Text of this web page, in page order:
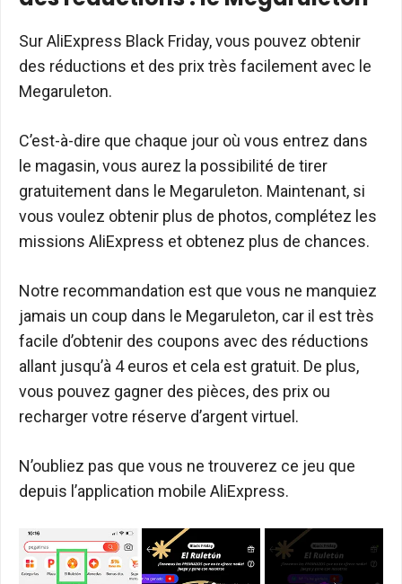
Sur AliExpress Black Friday, vous pouvez obtenir
des réductions et des prix très facilement avec le
Megaruleton.
C’est-à-dire que chaque jour où vous entrez dans
le magasin, vous aurez la possibilité de tirer
gratuitement dans le Megaruleton. Maintenant, si
vous voulez obtenir plus de photos, complétez les
missions AliExpress et obtenez plus de chances.
Notre recommandation est que vous ne manquiez
jamais un coup dans le Megaruleton, car il est très
facile d’obtenir des coupons avec des réductions
allant jusqu’à 4 euros et cela est gratuit. De plus,
vous pouvez gagner des pièces, des prix ou
recharger votre réserve d’argent virtuel.
N’oubliez pas que vous ne trouverez ce jeu que
depuis l’application mobile AliExpress.